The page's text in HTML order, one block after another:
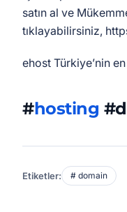
satın al ve
tıklayabilirsiniz,
ehost Türkiye’nin
#hosting
Etiketler: # domain